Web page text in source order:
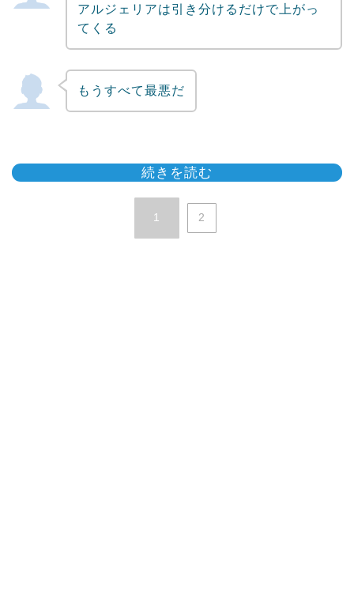
アルジェリアは引き分けるだけで上がっ
てくる
もうすべて最悪だ
続きを読む
1 2